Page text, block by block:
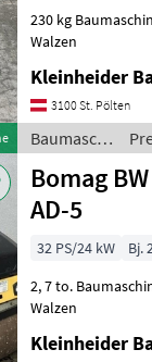
230 kg
Walzen
3100 St. Pölten
Baumaschinen
/ Bomag
Bomag
AD-5
32 PS/24 kW Bj.
2, 7 to.
Walzen